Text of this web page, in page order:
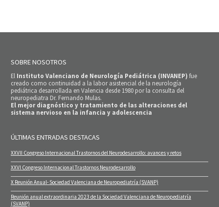
SOBRE NOSOTROS
El Instituto Valenciano de Neurología Pediátrica (INVANEP) fue
creado como continuidad a la labor asistencial de la neurología
pediátrica desarrollada en Valencia desde 1980 por la consulta del
neuropediatra Dr. Fernando Mulas.
El mejor diagnóstico y tratamiento de las alteraciones del
sistema nervioso en la infancia y adolescencia
ÚLTIMAS ENTRADAS DESTACAS
XXVII Congreso Internacional Trastornos del Neurodesarrollo: avances y retos
XXVI Congreso Internacional Trastornos Neurodesarrollo
X Reunión Anual- Sociedad Valenciana de Neuropediatría (SVANP)
Reunión anual extraordinaria 2023 de la Sociedad Valenciana de Neuropediatría
(SVANP)